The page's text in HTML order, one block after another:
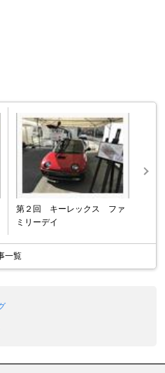
第２回 キーレックス ファ
ミリーデイ
一覧